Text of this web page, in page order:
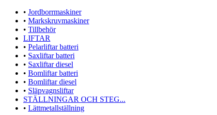
• Jordborrmaskiner
• Markskruvmaskiner
• Tillbehör
LIFTAR
• Pelarliftar batteri
• Saxliftar batteri
• Saxliftar diesel
• Bomliftar batteri
• Bomliftar diesel
• Släpvagnsliftar
STÄLLNINGAR OCH STEG...
• Lättmetallställning